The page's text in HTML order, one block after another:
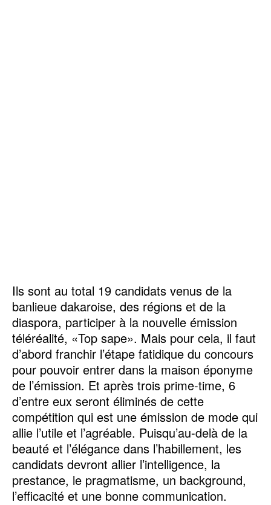
Ils sont au total 19 candidats venus de la
banlieue dakaroise, des régions et de la
diaspora, participer à la nouvelle émission
téléréalité, «Top sape». Mais pour cela, il faut
d’abord franchir l’étape fatidique du concours
pour pouvoir entrer dans la maison éponyme
de l’émission. Et après trois prime-time, 6
d’entre eux seront éliminés de cette
compétition qui est une émission de mode qui
allie l’utile et l’agréable. Puisqu’au-delà de la
beauté et l’élégance dans l’habillement, les
candidats devront allier l’intelligence, la
prestance, le pragmatisme, un background,
l’efficacité et une bonne communication.